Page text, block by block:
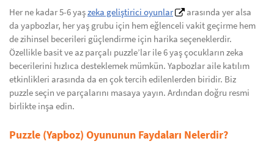
Her ne kadar 5-6 yaşzeka geliştirici oyunlar
arasında yer alsa
da yapbozlar, her yaş grubu için hem eğlenceli vakit geçirme hem
de zihinsel becerileri güçlendirme için harika seçeneklerdir.
Özellikle basit ve az parçalı puzzle’lar ile 6 yaş çocukların zeka
becerilerini hızlıca desteklemek mümkün. Yapbozlar aile katılım
etkinlikleri arasında da en çok tercih edilenlerden biridir. Biz
puzzle seçin ve parçalarını masaya yayın. Ardından doğru resmi
birlikte inşa edin.
Puzzle (Yapboz) Oyununun Faydaları Nelerdir?